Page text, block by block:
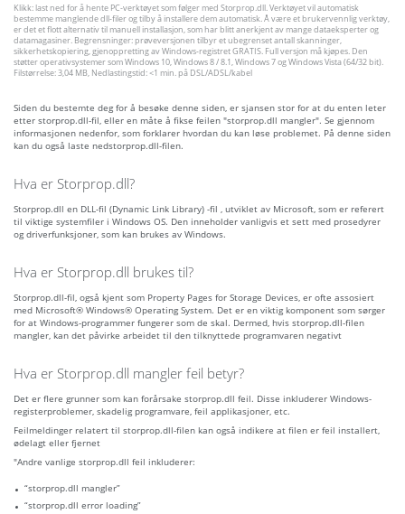
Klikk: last ned for å hente PC-verktøyet som følger med Storprop.dll. Verktøyet vil automatisk
bestemme manglende dll-filer og tilby å installere dem automatisk. Å være et brukervennlig verktøy,
er det et flott alternativ til manuell installasjon, som har blitt anerkjent av mange dataeksperter og
datamagasiner. Begrensninger: prøveversjonen tilbyr et ubegrenset antall skanninger,
sikkerhetskopiering, gjenoppretting av Windows-registret GRATIS. Full versjon må kjøpes. Den
støtter operativsystemer som Windows 10, Windows 8 / 8.1, Windows 7 og Windows Vista (64/32 bit).
Filstørrelse: 3,04 MB, Nedlastingstid: <1 min. på DSL/ADSL/kabel
Siden du bestemte deg for å besøke denne siden, er sjansen stor for at du enten leter
etter storprop.dll-fil, eller en måte å fikse feilen "storprop.dll mangler". Se gjennom
informasjonen nedenfor, som forklarer hvordan du kan løse problemet. På denne siden
kan du også laste nedstorprop.dll-filen.
Hva er Storprop.dll?
Storprop.dll en DLL-fil (Dynamic Link Library) -fil , utviklet av Microsoft, som er referert
til viktige systemfiler i Windows OS. Den inneholder vanligvis et sett med prosedyrer
og driverfunksjoner, som kan brukes av Windows.
Hva er Storprop.dll brukes til?
Storprop.dll-fil, også kjent som Property Pages for Storage Devices, er ofte assosiert
med Microsoft® Windows® Operating System. Det er en viktig komponent som sørger
for at Windows-programmer fungerer som de skal. Dermed, hvis storprop.dll-filen
mangler, kan det påvirke arbeidet til den tilknyttede programvaren negativt
Hva er Storprop.dll mangler feil betyr?
Det er flere grunner som kan forårsake storprop.dll feil. Disse inkluderer Windows-
registerproblemer, skadelig programvare, feil applikasjoner, etc.
Feilmeldinger relatert til storprop.dll-filen kan også indikere at filen er feil installert,
ødelagt eller fjernet
"Andre vanlige storprop.dll feil inkluderer:
“storprop.dll mangler”
“storprop.dll error loading”